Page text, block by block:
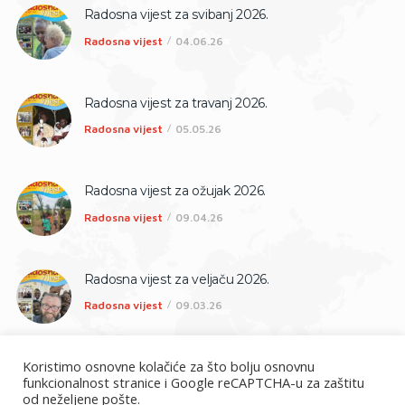
Radosna vijest za svibanj 2026.
Radosna vijest 04.06.26
Radosna vijest za travanj 2026.
Radosna vijest 05.05.26
Radosna vijest za ožujak 2026.
Radosna vijest 09.04.26
Radosna vijest za veljaču 2026.
Radosna vijest 09.03.26
Koristimo osnovne kolačiće za što bolju osnovnu
funkcionalnost stranice i Google reCAPTCHA-u za zaštitu
od neželjene pošte.